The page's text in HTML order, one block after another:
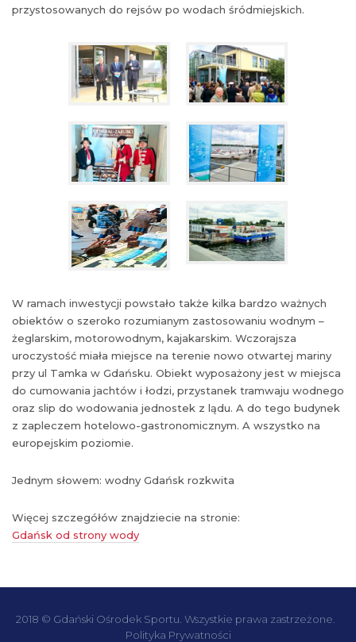
przystosowanych do rejsów po wodach śródmiejskich.
W ramach inwestycji powstało także kilka bardzo ważnych
obiektów o szeroko rozumianym zastosowaniu wodnym –
żeglarskim, motorowodnym, kajakarskim. Wczorajsza
uroczystość miała miejsce na terenie nowo otwartej mariny
przy ul Tamka w Gdańsku. Obiekt wyposażony jest w miejsca
do cumowania jachtów i łodzi, przystanek tramwaju wodnego
oraz slip do wodowania jednostek z lądu. A do tego budynek
z zapleczem hotelowo-gastronomicznym. A wszystko na
europejskim poziomie.
Jednym słowem: wodny Gdańsk rozkwita
Więcej szczegółów znajdziecie na stronie:
Gdańsk od strony wody
2018 © Gdański Ośrodek Sportu. Wszystkie prawa zastrzeżone.
Polityka Prywatności